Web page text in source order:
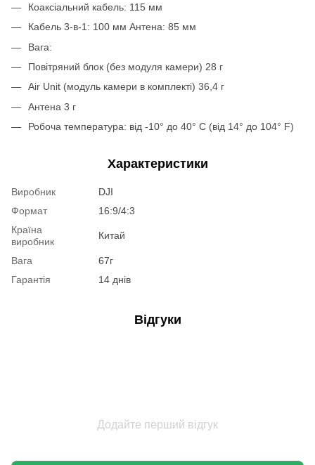
Коаксіальний кабель: 115 мм
Кабель 3-в-1: 100 мм Антена: 85 мм
Вага:
Повітряний блок (без модуля камери) 28 г
Air Unit (модуль камери в комплекті) 36,4 г
Антена 3 г
Робоча температура: від -10° до 40° C (від 14° до 104° F)
Характеристики
Виробник
DJI
Формат
16:9/4:3
Країна
виробник
Китай
Вага
67г
Гарантія
14 днів
Відгуки
Додайте перший відгук